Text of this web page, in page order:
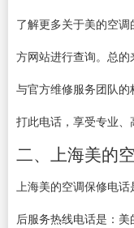
了解更多关于美的空
方网站进行查询。总
与官方维修服务团队
打此电话，享受专业、
二、上海美的
上海美的空调保修电
后服务热线电话是：